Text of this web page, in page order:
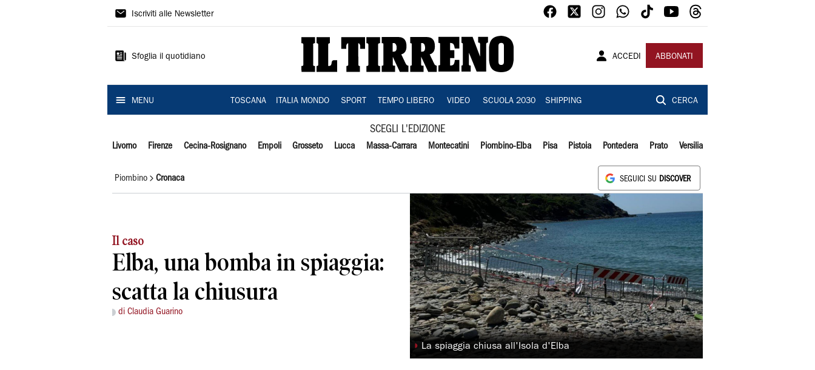
Il
Iscriviti alle Newsletter
Sfoglia il quotidiano ACCEDI ABBONATI
MENU TOSCANA ITALIA MONDO SPORT TEMPO LIBERO VIDEO SCUOLA 2030 SHIPPING CERCA
SCEGLI L'EDIZIONE
Livorno Firenze Cecina-Rosignano Empoli Grosseto Lucca Massa-Carrara Montecatini Piombino-Elba Pisa Pistoia Pontedera Prato Versilia
Piombino Cronaca SEGUICI SU DISCOVER
Il caso
Elba, una bomba in spiaggia:
scatta la chiusura
di Claudia Guarino
◗ La spiaggia chiusa all'Isola d'Elba